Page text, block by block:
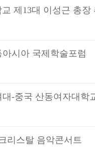
제13대 이성근 총장
아시아 국제학술포럼
대-중국 산동여자대학
리스탈 음악콘서트